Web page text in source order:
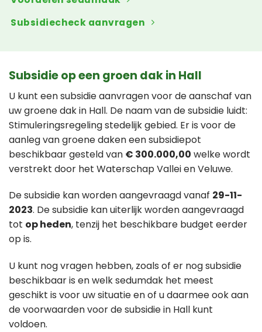
Subsidiecheck aanvragen
Subsidie op een groen dak in Hall
U kunt een subsidie aanvragen voor de aanschaf van
uw groene dak in Hall. De naam van de subsidie luidt:
Stimuleringsregeling stedelijk gebied. Er is voor de
aanleg van groene daken een subsidiepot
beschikbaar gesteld van € 300.000,00 welke wordt
verstrekt door het Waterschap Vallei en Veluwe.
De subsidie kan worden aangevraagd vanaf 29-11-
2023. De subsidie kan uiterlijk worden aangevraagd
tot op heden, tenzij het beschikbare budget eerder
op is.
U kunt nog vragen hebben, zoals of er nog subsidie
beschikbaar is en welk sedumdak het meest
geschikt is voor uw situatie en of u daarmee ook aan
de voorwaarden voor de subsidie in Hall kunt
voldoen.